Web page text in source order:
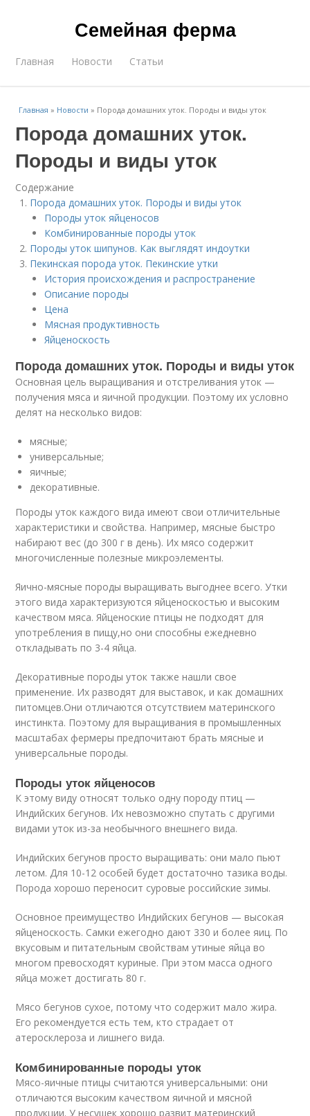
Семейная ферма
Главная Новости Статьи
Главная » Новости » Порода домашних уток. Породы и виды уток
Порода домашних уток.
Породы и виды уток
Содержание
Порода домашних уток. Породы и виды уток
Породы уток яйценосов
Комбинированные породы уток
Породы уток шипунов. Как выглядят индоутки
Пекинская порода уток. Пекинские утки
История происхождения и распространение
Описание породы
Цена
Мясная продуктивность
Яйценоскость
Порода домашних уток. Породы и виды уток
Основная цель выращивания и отстреливания уток —
получения мяса и яичной продукции. Поэтому их условно
делят на несколько видов:
мясные;
универсальные;
яичные;
декоративные.
Породы уток каждого вида имеют свои отличительные
характеристики и свойства. Например, мясные быстро
набирают вес (до 300 г в день). Их мясо содержит
многочисленные полезные микроэлементы.
Яично-мясные породы выращивать выгоднее всего. Утки
этого вида характеризуются яйценоскостью и высоким
качеством мяса. Яйценоские птицы не подходят для
употребления в пищу,но они способны ежедневно
откладывать по 3-4 яйца.
Декоративные породы уток также нашли свое
применение. Их разводят для выставок, и как домашних
питомцев.Они отличаются отсутствием материнского
инстинкта. Поэтому для выращивания в промышленных
масштабах фермеры предпочитают брать мясные и
универсальные породы.
Породы уток яйценосов
К этому виду относят только одну породу птиц —
Индийских бегунов. Их невозможно спутать с другими
видами уток из-за необычного внешнего вида.
Индийских бегунов просто выращивать: они мало пьют
летом. Для 10-12 особей будет достаточно тазика воды.
Порода хорошо переносит суровые российские зимы.
Основное преимущество Индийских бегунов — высокая
яйценоскость. Самки ежегодно дают 330 и более яиц. По
вкусовым и питательным свойствам утиные яйца во
многом превосходят куриные. При этом масса одного
яйца может достигать 80 г.
Мясо бегунов сухое, потому что содержит мало жира.
Его рекомендуется есть тем, кто страдает от
атеросклероза и лишнего вида.
Комбинированные породы уток
Мясо-яичные птицы считаются универсальными: они
отличаются высоким качеством яичной и мясной
продукции. У несушек хорошо развит материнский